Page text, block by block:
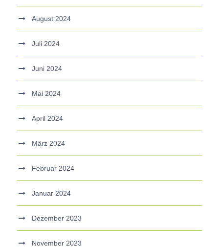
August 2024
Juli 2024
Juni 2024
Mai 2024
April 2024
März 2024
Februar 2024
Januar 2024
Dezember 2023
November 2023